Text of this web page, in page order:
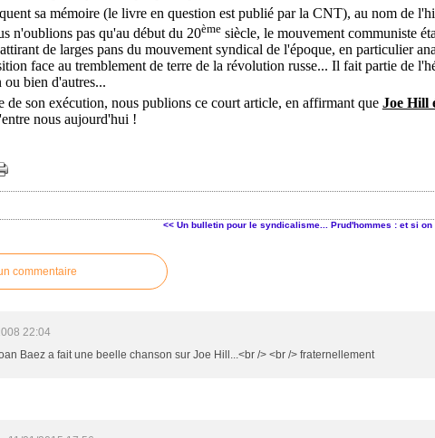
sa mémoire (le livre en question est publié par la CNT), au nom de
n'oublions pas qu'au début du 20èmesiècle, le mouvement communiste
de larges pans du mouvement syndical de l'époque, en particulier
face au tremblement de terre de la révolution russe... Il fait partie de
bien d'autres...
de son exécution, nous publions ce court article, en affirmant que Joe Hill
nous aujourd'hui !
<< Un bulletin pour le syndicalisme... Prud'hommes : et si on
commentaire
22:04
Baez a fait une beelle chanson sur Joe Hill...<br /> <br /> fraternellement